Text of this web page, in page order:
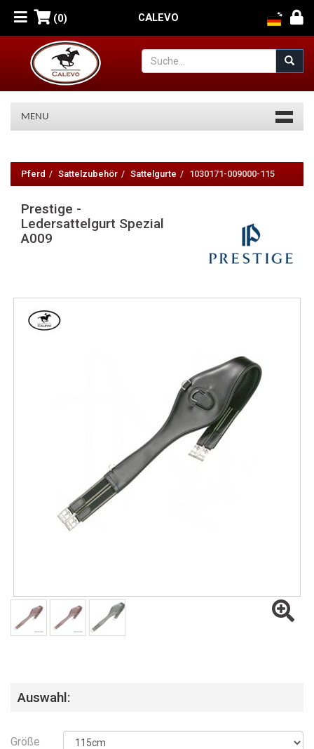
(0) CALEVO
MENU
Ledersattelgurt
Spezial
Pferd Sattelzubehör Sattelgurte 1030171-009000-115
Prestige -
Ledersattelgurt Spezial
A009
Auswahl:
Größe